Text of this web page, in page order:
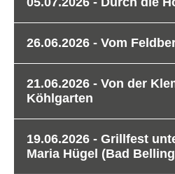
26.06.2026 - Vom
21.06.2026 - Von der
Köhlgarten
19.06.2026 - Grillfest
Maria Hügel (Bad